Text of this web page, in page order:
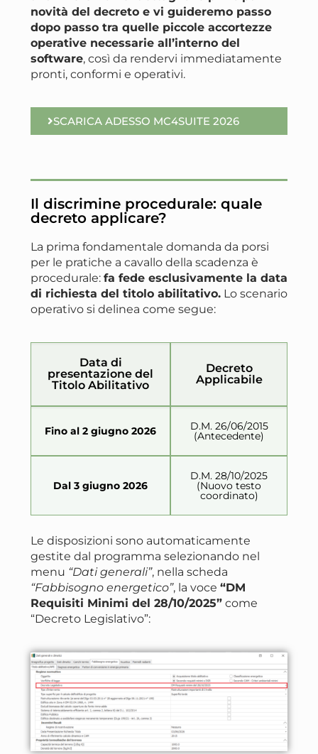
novità del decreto e vi guideremo passo
dopo passo tra quelle piccole accortezze
operative necessarie all’interno del
software, così da rendervi immediatamente
pronti, conformi e operativi.
SCARICA ADESSO MC4SUITE 2026
Il discrimine procedurale: quale
decreto applicare?
La prima fondamentale domanda da porsi
per le pratiche a cavallo della scadenza è
procedurale: fa fede esclusivamente la data
di richiesta del titolo abilitativo. Lo scenario
operativo si delinea come segue:
Data di
presentazione del
Titolo Abilitativo
Decreto
Applicabile
Fino al 2 giugno 2026 D.M. 26/06/2015
(Antecedente)
Dal 3 giugno 2026
D.M. 28/10/2025
(Nuovo testo
coordinato)
Le disposizioni sono automaticamente
gestite dal programma selezionando nel
menu “Dati generali”, nella scheda
“Fabbisogno energetico”, la voce “DM
Requisiti Minimi del 28/10/2025” come
“Decreto Legislativo”: